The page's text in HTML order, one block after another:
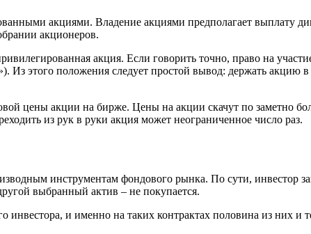
акциями. Владение акциями предполагает выплату
акционеров.
акция. Если говорить точно, право на
Из этого положения следует простой вывод: держать акцию
цены акции на бирже. Цены на акции скачут по заметно
из рук в руки акция может неограниченное число раз.
инструментам фондового рынка. По сути, инвестор
выбранный актив – не покупается.
и именно на таких контрактах половина из них и